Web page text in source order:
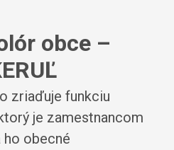
obce –
zriaďuje funkciu
je zamestnancom
obecné